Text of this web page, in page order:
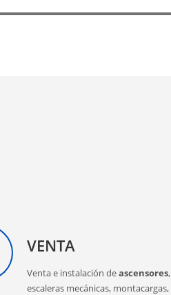
VENTA
Venta e instalación deascensores,
escaleras mecánicas, montacargas,